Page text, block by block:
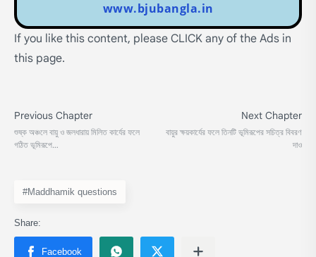
www.bjubangla.in
If you like this content, please CLICK any of the Ads in
this page.
#Maddhamik questions